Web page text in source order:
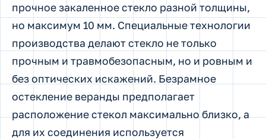
прочное закаленное стекло разной толщины,
но максимум 10 мм. Специальные технологии
производства делают стекло не только
прочным и травмобезопасным, но и ровным и
без оптических искажений. Безрамное
остекление веранды предполагает
расположение стекол максимально близко, а
для их соединения используется